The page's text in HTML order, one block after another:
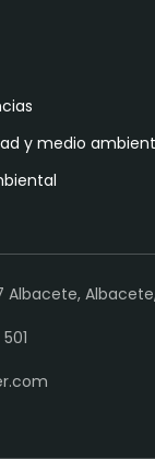
y medio
Albacete,